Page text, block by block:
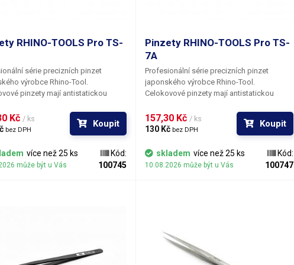
RHINO-TOOLS Pro TS-
série precizních pinzet
výrobce Rhino-Tool.
pinzety mají antistatickou
tepelná izolace v případech, kdy
součástky vystaveny
teplotám (např. při
letování). Velmi tenké
zakončení pinzet na sebe
perfektně dosedají, takže vám
Kč / ks
bez DPH
Koupit
více než 25 ks
může být u Vás
Kód:
100745
Pinzety RHINO-TOOLS Pro TS-
7A
Profesionální série precizních pinzet
japonského výrobce Rhino-Tool.
Celokovové pinzety mají antistatickou
slouží jako tepelná izolace v případech, kdy
jsou přidržované součástky vystaveny
vysokým teplotám (např. při
horkovzdušném letování). Velmi tenké
ostře broušené zakončení pinzet na sebe
při stisku perfektně dosedají, takže vám
157,30 Kč / ks
130 Kč bez DPH
Koupit
skladem více než 25 ks
10.08.2026 může být u Vás
Kód:
100747